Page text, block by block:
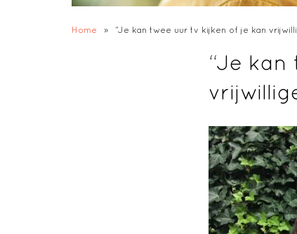
Home » “Je kan twee uur tv kijken of je kan
“Je